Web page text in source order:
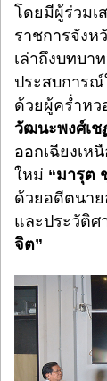
โดยมีผู้ร่วมเ
ราชการจังห
เล่าถึงบทบา
ประสบการณ์
ด้วยผู้คร่ำหว
วัฒนะพงศ์เช
ออกเฉียงเ
ใหม่ “มารุต
ด้วยอดีตนา
และประวัติศ
จิต”